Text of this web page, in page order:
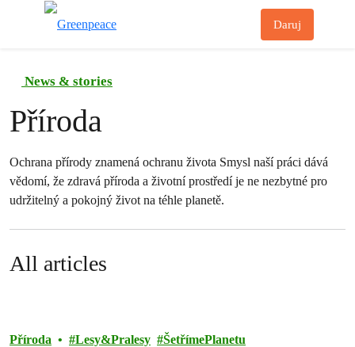
Daruj
News & stories
Příroda
Ochrana přírody znamená ochranu života Smysl naší práci dává
vědomí, že zdravá příroda a životní prostředí je ne nezbytné pro
udržitelný a pokojný život na téhle planetě.
All articles
Příroda Lesy&Pralesy ŠetřímePlanetu